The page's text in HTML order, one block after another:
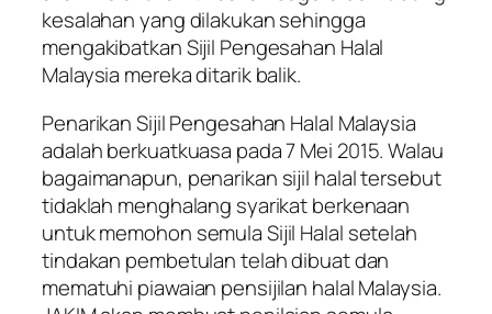
kesalahan yang dilakukan sehingga
mengakibatkan Sijil Pengesahan Halal
Malaysia mereka ditarik balik.
Penarikan Sijil Pengesahan Halal Malaysia
adalah berkuatkuasa pada 7 Mei 2015. Walau
bagaimanapun, penarikan sijil halal tersebut
tidaklah menghalang syarikat berkenaan
untuk memohon semula Sijil Halal setelah
tindakan pembetulan telah dibuat dan
mematuhi piawaian pensijilan halal Malaysia.